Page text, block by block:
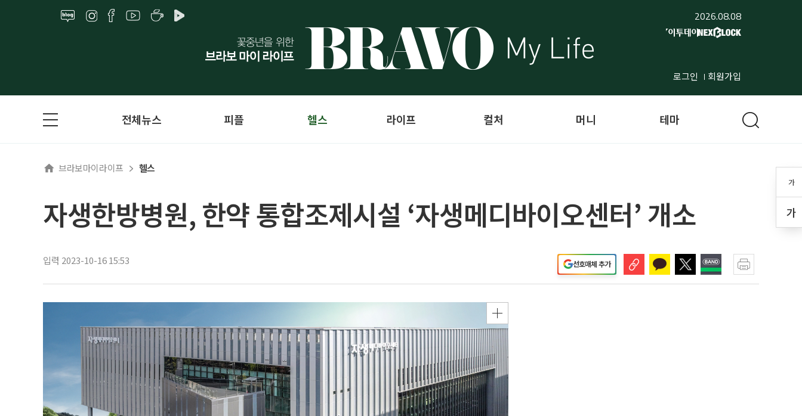
2026.08.08
로그인 회원가입
가
가
전체뉴스 피플 헬스 라이프 컬처 머니 테마
브라보마이라이프 헬스
자생한방병원, 한약 통합조제시설 ‘자생메디바이오센터’ 개소
입력 2023-10-16 15:53 선호매체 추가